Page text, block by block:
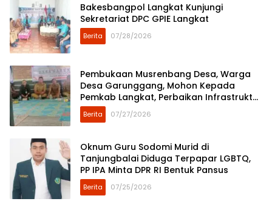
Bakesbangpol Langkat Kunjungi
Sekretariat DPC GPIE Langkat
Berita 07/28/2026
Pembukaan Musrenbang Desa, Warga
Desa Garunggang, Mohon Kepada
Pemkab Langkat, Perbaikan Infrastruktur
di Dusun Mejuah-Juah
Berita 07/27/2026
Oknum Guru Sodomi Murid di
Tanjungbalai Diduga Terpapar LGBTQ,
PP IPA Minta DPR RI Bentuk Pansus
Berita 07/25/2026